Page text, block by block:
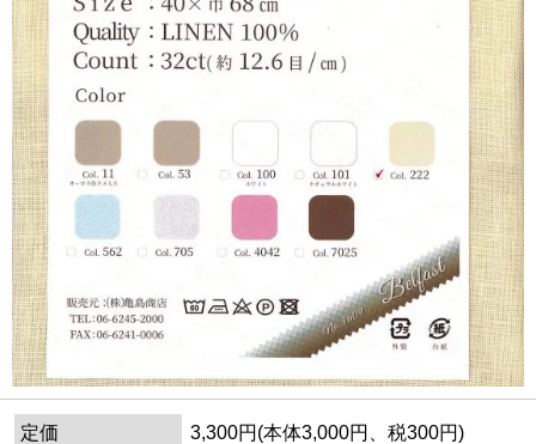
定価
3,300円(本体3,000円、税300円)